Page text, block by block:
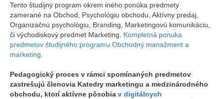
Tento študijný program okrem iného ponúka predmety
zamerané na Obchod, Psychológiu obchodu, Aktívny predaj,
Organizačnú psychológiu, Branding, Marketingovú komunikáciu,
či východiskový predmet Marketing. Kompletná ponuka
predmetov študijného programu Obchodný manažment a
marketing.
Pedagogický proces v rámci spomínaných predmetov
zastrešujú členovia Katedry marketingu a medzinárodného
obchodu, ktorí aktívne pôsobia v digitálnych